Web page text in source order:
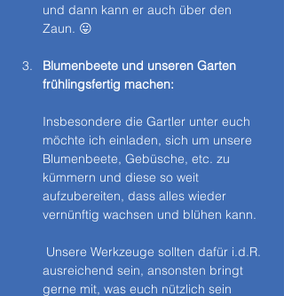
und dann kann er auch über den
Zaun. 😛
Blumenbeete und unseren Garten
frühlingsfertig machen:
Insbesondere die Gartler unter euch
möchte ich einladen, sich um unsere
Blumenbeete, Gebüsche, etc. zu
kümmern und diese so weit
aufzubereiten, dass alles wieder
vernünftig wachsen und blühen kann.
ausreichend sein, ansonsten bringt
gerne mit, was euch nützlich sein